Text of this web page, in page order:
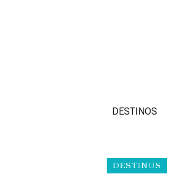
DESTINOS
DESTINOS